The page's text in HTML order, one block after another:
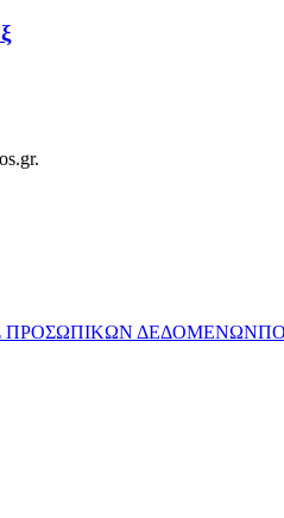
ΠΡΟΣΩΠΙΚΩΝ ΔΕΔΟΜΕΝΩΝ